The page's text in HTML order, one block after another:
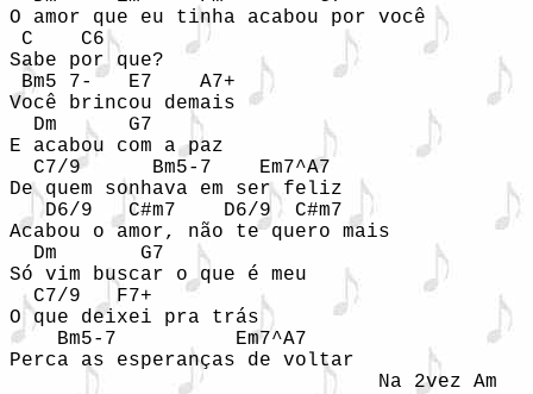
O amor que eu tinha acabou por você
C    C6
Sabe por que?
Bm5 7-   E7    A7+
Você brincou demais
  Dm      G7
E acabou com a paz
  C7/9      Bm5-7    Em7^A7
De quem sonhava em ser feliz
   D6/9   C#m7    D6/9  C#m7
Acabou o amor, não te quero mais
  Dm       G7
Só vim buscar o que é meu
  C7/9   F7+
O que deixei pra trás
    Bm5-7          Em7^A7
Perca as esperanças de voltar
                               Na 2vez Am